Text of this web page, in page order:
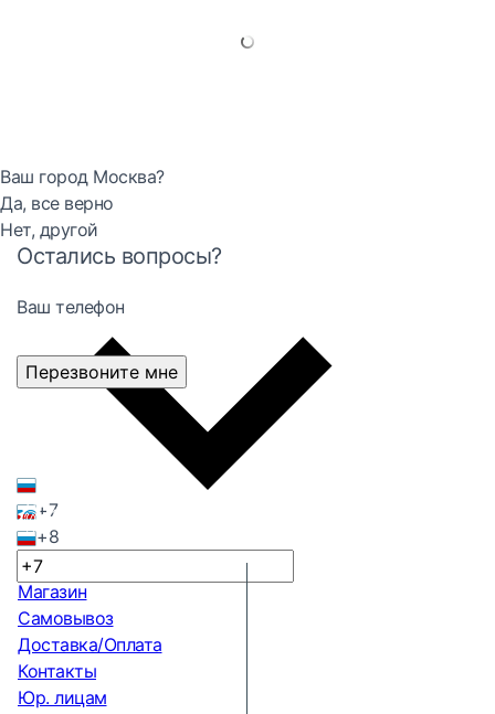
Ваш город Москва?
Да, все верно
Нет, другой
Остались вопросы?
Ваш телефон
+7
+8
Перезвоните мне
Магазин
Самовывоз
Доставка/Оплата
Контакты
Юр. лицам